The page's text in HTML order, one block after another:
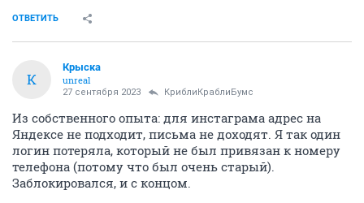
ОТВЕТИТЬ
К
Крыска
unreal
27 сентября 2023 КриблиКраблиБумс
Из собственного опыта: для инстаграма адрес на
Яндексе не подходит, письма не доходят. Я так один
логин потеряла, который не был привязан к номеру
телефона (потому что был очень старый).
Заблокировался, и с концом.